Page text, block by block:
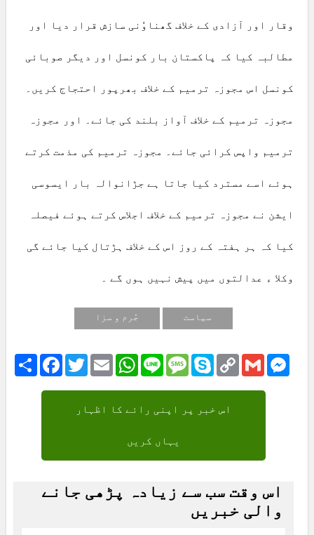
وقار اور آزادی کے خلاف گھناوٗنی سازش قرار دیا اور
مطالبہ کیا کہ پاکستان بار کونسل اور دیگر صوبائی
کونسل اس مجوزہ ترمیم کے خلاف بھرپور احتجاج کریں۔
مجوزہ ترمیم کے خلاف آواز بلند کی جائے۔ اور مجوزہ
ترمیم واپس کرائی جائے۔ مجوزہ ترمیم کی مذمت کرتے
ہوئے اسے مسترد کیا جاتا ہے جڑانوالہ بار ایسوسی
ایشن نے مجوزہ ترمیم کے خلاف اجلاس کرتے ہوئے فیصلہ
کیا کہ ہر ہفتہ کے روز اس کے خلاف ہڑتال کیا جائے گی
وکلا ء عدالتوں میں پیش نہیں ہوں گے ۔
سیاست جُرم و سزا
ShareFacebook
TwitterEmailWhatsApp
Line Message
SkypeCopy
Link
Gmail
اس خبر پر اپنی رائے کا اظہار
یہاں کریں
اس وقت سب سے زیادہ پڑھی جانے
والی خبریں